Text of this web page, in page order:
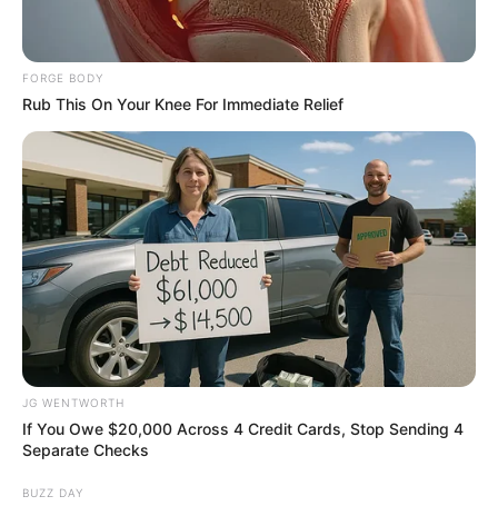
Owning $10k+ In Medical Bills Or Loans? Stop
Paying Interest Immediately
JG WENTWORTH
FORGE BODY
Rub This On Your Knee For Immediate Relief
JG WENTWORTH
If You Owe $20,000 Across 4 Credit Cards, Stop Sending 4
Separate Checks
BUZZ DAY